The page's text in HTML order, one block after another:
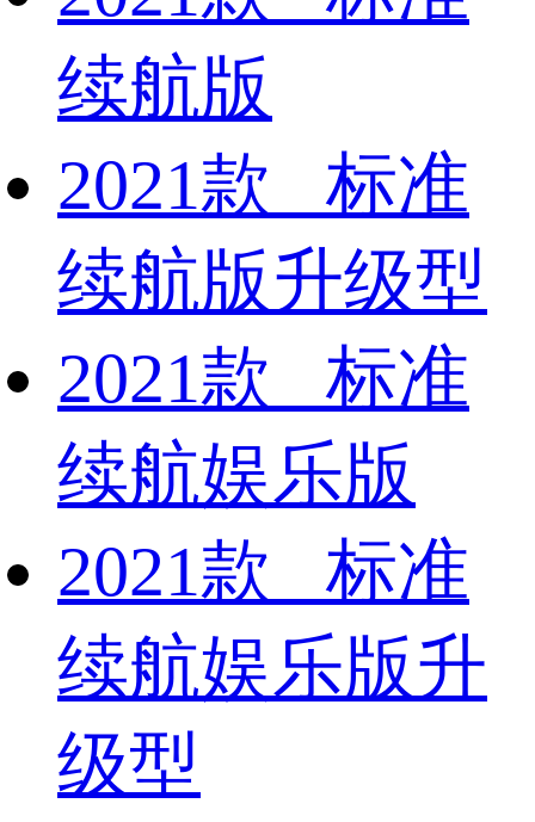
续航版
2021款 标准
续航版升级型
2021款 标准
续航娱乐版
2021款 标准
续航娱乐版升
级型